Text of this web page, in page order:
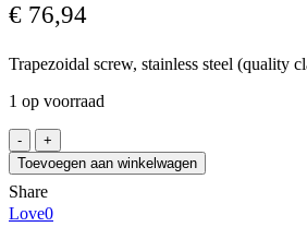
€ 76,94
Trapezoidal screw, stainless steel (quality
1 op voorraad
CONTI
Tr12x3
INOX
/1880
aantal
Toevoegen aan winkelwagen
Share
Love0